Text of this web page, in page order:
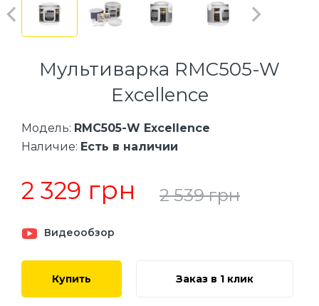
Мультиварка RMC505-W
Excellence
Модель: RMC505-W Excellence
Наличие: Есть в наличии
2 329 грн 2 539грн
Видеообзор
Купить Заказ в 1 клик